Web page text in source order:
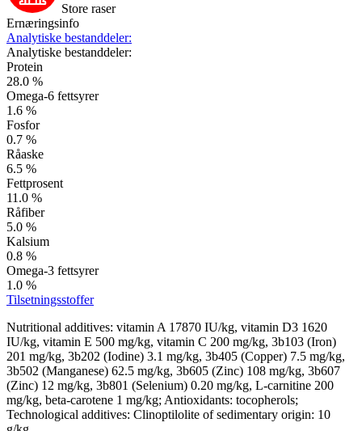
Store raser
Ernæringsinfo
Analytiske bestanddeler:
Analytiske bestanddeler:
Protein
28.0 %
Omega-6 fettsyrer
1.6 %
Fosfor
0.7 %
Råaske
6.5 %
Fettprosent
11.0 %
Råfiber
5.0 %
Kalsium
0.8 %
Omega-3 fettsyrer
1.0 %
Tilsetningsstoffer
Nutritional additives: vitamin A 17870 IU/kg, vitamin D3 1620
IU/kg, vitamin E 500 mg/kg, vitamin C 200 mg/kg, 3b103 (Iron)
201 mg/kg, 3b202 (Iodine) 3.1 mg/kg, 3b405 (Copper) 7.5 mg/kg,
3b502 (Manganese) 62.5 mg/kg, 3b605 (Zinc) 108 mg/kg, 3b607
(Zinc) 12 mg/kg, 3b801 (Selenium) 0.20 mg/kg, L-carnitine 200
mg/kg, beta-carotene 1 mg/kg; Antioxidants: tocopherols;
Technological additives: Clinoptilolite of sedimentary origin: 10